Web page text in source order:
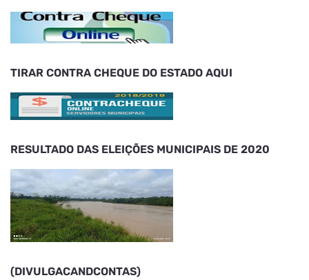
TIRAR CONTRA CHEQUE DO ESTADO AQUI
RESULTADO DAS ELEIÇÕES MUNICIPAIS DE 2020
(DIVULGACANDCONTAS)